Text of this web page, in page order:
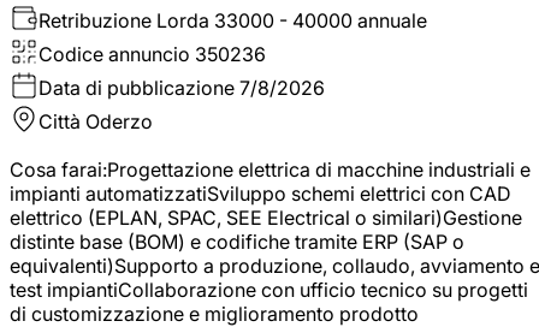
Retribuzione Lorda 33000 - 40000 annuale
Codice annuncio 350236
Data di pubblicazione 7/8/2026
Città Oderzo
Cosa farai:Progettazione elettrica di macchine industriali e
impianti automatizzatiSviluppo schemi elettrici con CAD
elettrico (EPLAN, SPAC, SEE Electrical o similari)Gestione
distinte base (BOM) e codifiche tramite ERP (SAP o
equivalenti)Supporto a produzione, collaudo, avviamento e
test impiantiCollaborazione con ufficio tecnico su progetti
di customizzazione e miglioramento prodotto